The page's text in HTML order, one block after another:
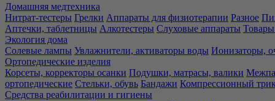
Домашняя медтехника
Нитрат-тестеры Грелки Аппараты для физиотерапии Разное
Аптечки, таблетницы Алкотестеры Слуховые аппараты Товары
Экология дома
Солевые лампы Увлажнители, активаторы воды Ионизаторы,
Ортопедические изделия
Корсеты, корректоры осанки Подушки, матрасы, валики
ортопедические Стельки, обувь Бандажи Компрессионный
Средства реабилитации и гигиены